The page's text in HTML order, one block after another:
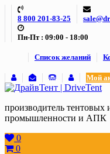
Skip
content
8 800 201-83-25
Пн-Пт : 09:00 - 18:00
Список желаний
Мой
производитель тентовых
промышленности и АПК
0
0